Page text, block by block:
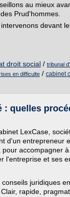
au mieux
Prud'hommes.
devant
droit social / tribunal
en difficulte / cabinet
quelles
LexCase,
d'un entrepreneur
accompagner
l'entreprise et ses
juridiques
rapide,